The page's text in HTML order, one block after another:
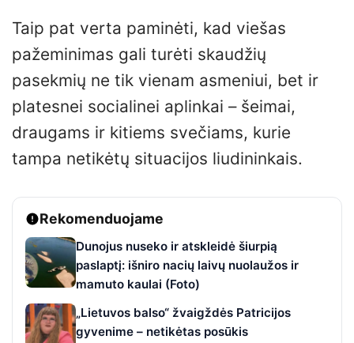
Taip pat verta paminėti, kad viešas
pažeminimas gali turėti skaudžių
pasekmių ne tik vienam asmeniui, bet ir
platesnei socialinei aplinkai – šeimai,
draugams ir kitiems svečiams, kurie
tampa netikėtų situacijos liudininkais.
Rekomenduojame
Dunojus nuseko ir atskleidė šiurpią
paslaptį: išniro nacių laivų nuolaužos ir
mamuto kaulai (Foto)
„Lietuvos balso“ žvaigždės Patricijos
gyvenime – netikėtas posūkis